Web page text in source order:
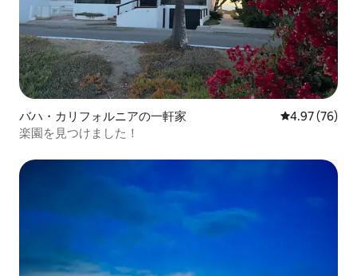
バハ・カリフォルニアの一軒家 レビュー76
4.97 (76)
楽園を見つけました！